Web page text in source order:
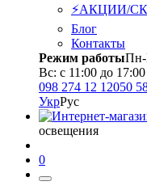
⚡АКЦИИ/
Блог
Контакты
Режим работыПн-
Вс: с 11:00 до 17:00
098 274 12 12050
УкрРус
освещения
0